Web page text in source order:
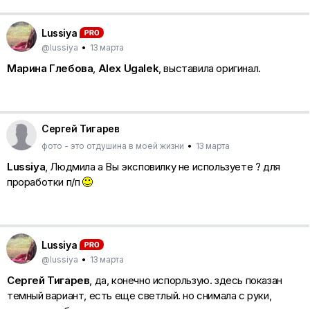
Lussiya
@lussiya • 13 марта
Марина Глебова, Alex Ugalek, выставила оригинал.
Сергей Тигарев
фото - это отдушина в моей жизни • 13 марта
Lussiya, Людмила а Вы эксповилку не используете ? для
проработки п/п
Lussiya
@lussiya • 13 марта
Сергей Тигарев, да, конечно испорльзую. здесь показан
темный вариант, есть еще светлый. но снимала с руки,